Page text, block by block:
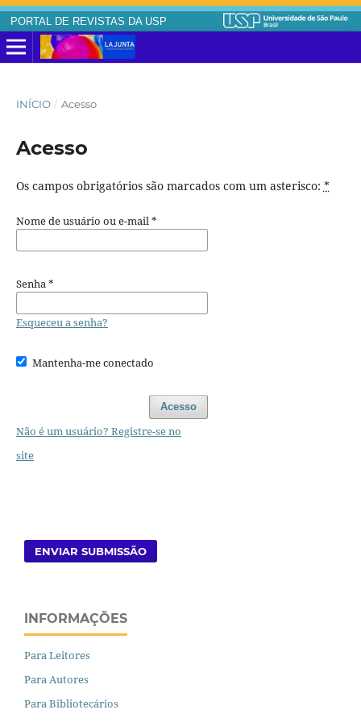
PORTAL DE REVISTAS DA USP
INÍCIO / Acesso
Acesso
Os campos obrigatórios são marcados com um asterisco: *
Nome de usuário ou e-mail *
Senha *
Esqueceu a senha?
Mantenha-me conectado
Acesso
Não é um usuário? Registre-se no
site
ENVIAR SUBMISSÃO
INFORMAÇÕES
Para Leitores
Para Autores
Para Bibliotecários